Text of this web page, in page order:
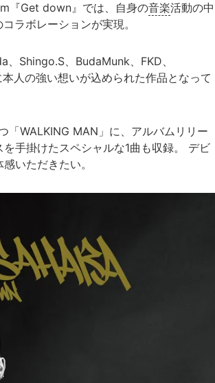
『Get down』では、自身の音楽活動の中
ラボレーションが実現。
Shingo.S、BudaMunk、FKD、
人の強い想いが込められた作品となって
「WALKING MAN」に、アルバムリリー
手掛けたスペシャルな1曲も収録。 デビ
いただきたい。